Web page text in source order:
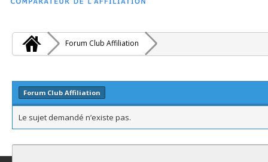
Forum Club Affiliation
Forum Club Affiliation
Le sujet demandé n’existe pas.